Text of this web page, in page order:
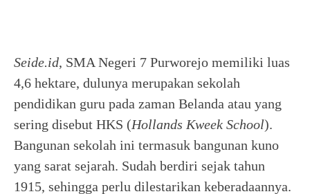
Seide.id, SMA Negeri 7 Purworejo memiliki luas
4,6 hektare, dulunya merupakan sekolah
pendidikan guru pada zaman Belanda atau yang
sering disebut HKS (Hollands Kweek School).
Bangunan sekolah ini termasuk bangunan kuno
yang sarat sejarah. Sudah berdiri sejak tahun
1915, sehingga perlu dilestarikan keberadaannya.